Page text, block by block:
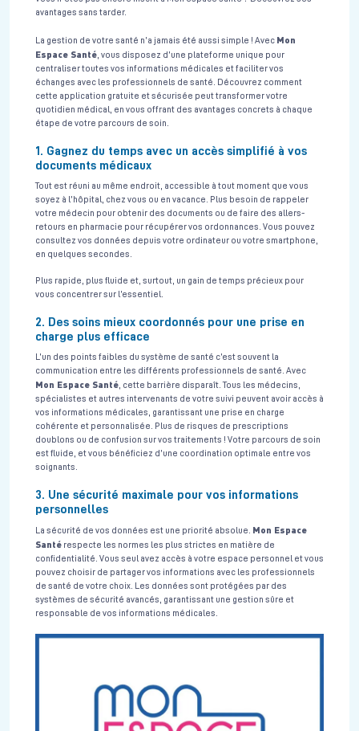
avantages sans tarder.
La gestion de votre santé n’a jamais été aussi simple ! Avec Mon
Espace Santé , vous disposez d’une plateforme unique pour
centraliser toutes vos informations médicales et faciliter vos
échanges avec les professionnels de santé. Découvrez comment
cette application gratuite et sécurisée peut transformer votre
quotidien médical, en vous offrant des avantages concrets à chaque
étape de votre parcours de soin.
1. Gagnez du temps avec un accès simplifié à vos
documents médicaux
Tout est réuni au même endroit, accessible à tout moment que vous
soyez à l’hôpital, chez vous ou en vacance. Plus besoin de rappeler
votre médecin pour obtenir des documents ou de faire des allers-
retours en pharmacie pour récupérer vos ordonnances. Vous pouvez
consultez vos données depuis votre ordinateur ou votre smartphone,
en quelques secondes.
Plus rapide, plus fluide et, surtout, un gain de temps précieux pour
vous concentrer sur l’essentiel.
2. Des soins mieux coordonnés pour une prise en
charge plus efficace
L’un des points faibles du système de santé c’est souvent la
communication entre les différents professionnels de santé. Avec
Mon Espace Santé, cette barrière disparaît. Tous les médecins,
spécialistes et autres intervenants de votre suivi peuvent avoir accès à
vos informations médicales, garantissant une prise en charge
cohérente et personnalisée. Plus de risques de prescriptions
doublons ou de confusion sur vos traitements ! Votre parcours de soin
est fluide, et vous bénéficiez d’une coordination optimale entre vos
soignants.
3. Une sécurité maximale pour vos informations
personnelles
La sécurité de vos données est une priorité absolue. Mon Espace
Santé respecte les normes les plus strictes en matière de
confidentialité. Vous seul avez accès à votre espace personnel et vous
pouvez choisir de partager vos informations avec les professionnels
de santé de votre choix. Les données sont protégées par des
systèmes de sécurité avancés, garantissant une gestion sûre et
responsable de vos informations médicales.